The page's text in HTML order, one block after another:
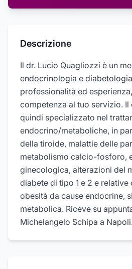
Descrizione
Il dr. Lucio Quagliozzi è un
endocrinologia e
professionalità ed
competenza al tuo servizio.
quindi specializzato nel
endocrino/metaboliche, in
della tiroide, malattie delle
metabolismo calcio-fosforo,
ginecologica, alterazioni del
diabete di tipo 1 e 2 e relative
obesità da cause endocrine,
metabolica. Riceve su
Michelangelo Schipa a